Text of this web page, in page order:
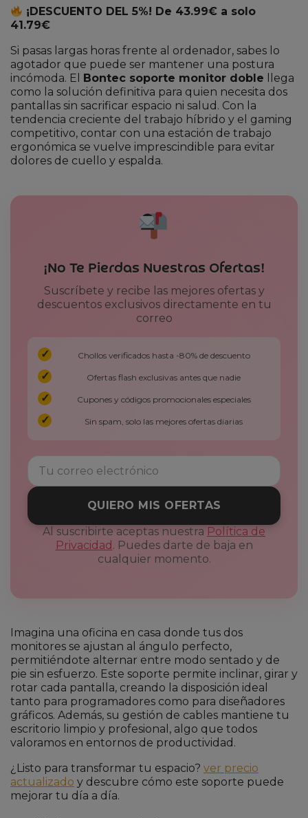
¡DESCUENTO DEL 5%! De 43.99€ a solo
41.79€
Si pasas largas horas frente al ordenador, sabes lo
agotador que puede ser mantener una postura
incómoda. El Bontec soporte monitor doble llega
como la solución definitiva para quien necesita dos
pantallas sin sacrificar espacio ni salud. Con la
tendencia creciente del trabajo híbrido y el gaming
competitivo, contar con una estación de trabajo
ergonómica se vuelve imprescindible para evitar
dolores de cuello y espalda.
¡No Te Pierdas Nuestras Ofertas!
Suscríbete y recibe las mejores ofertas y
descuentos exclusivos directamente en tu
correo
Chollos verificados hasta -80% de descuento
Ofertas flash exclusivas antes que nadie
Cupones y códigos promocionales especiales
Sin spam, solo las mejores ofertas diarias
QUIERO MIS OFERTAS
Al suscribirte aceptas nuestra Política de
Privacidad . Puedes darte de baja en
cualquier momento.
Imagina una oficina en casa donde tus dos
monitores se ajustan al ángulo perfecto,
permitiéndote alternar entre modo sentado y de
pie sin esfuerzo. Este soporte permite inclinar, girar y
rotar cada pantalla, creando la disposición ideal
tanto para programadores como para diseñadores
gráficos. Además, su gestión de cables mantiene tu
escritorio limpio y profesional, algo que todos
valoramos en entornos de productividad.
¿Listo para transformar tu espacio? ver precio
actualizado y descubre cómo este soporte puede
mejorar tu día a día.